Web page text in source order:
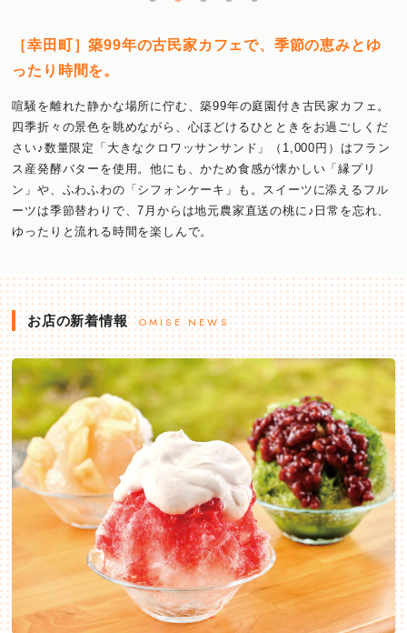
［幸田町］築99年の古民家カフェで、季節の恵みとゆ
ったり時間を。
喧騒を離れた静かな場所に佇む、築99年の庭園付き古民家カフェ。
四季折々の景色を眺めながら、心ほどけるひとときをお過ごしくだ
さい♪数量限定「大きなクロワッサンサンド」（1,000円）はフラン
ス産発酵バターを使用。他にも、かため食感が懐かしい「縁プリ
ン」や、ふわふわの「シフォンケーキ」も。スイーツに添えるフル
ーツは季節替わりで、7月からは地元農家直送の桃に♪日常を忘れ、
ゆったりと流れる時間を楽しんで。
お店の新着情報 OMISE NEWS